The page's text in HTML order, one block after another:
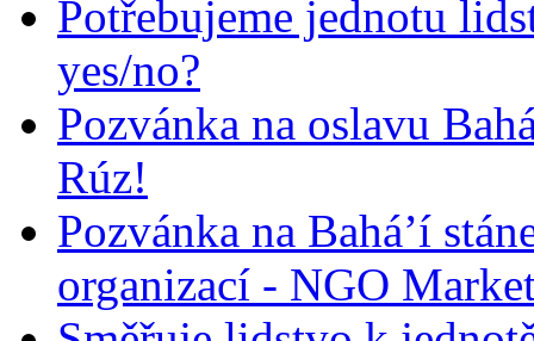
Potřebujeme jednotu
yes/no?
Pozvánka na oslavu
Rúz!
Pozvánka na Bahá’í
organizací - NGO